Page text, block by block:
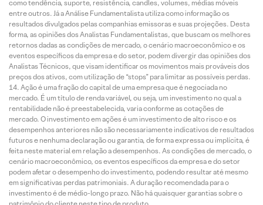
como tendência, suporte, resistência, candles, volumes, médias móveis
entre outros. Já a Análise Fundamentalista utiliza como informação os
resultados divulgados pelas companhias emissoras e suas projeções. Desta
forma, as opiniões dos Analistas Fundamentalistas, que buscam os melhores
retornos dadas as condições de mercado, o cenário macroeconômico e os
eventos específicos da empresa e do setor, podem divergir das opiniões dos
Analistas Técnicos, que visam identificar os movimentos mais prováveis dos
preços dos ativos, com utilização de “stops” para limitar as possíveis perdas.
Ação é uma fração do capital de uma empresa que é negociada no
mercado. É um título de renda variável, ou seja, um investimento no qual a
rentabilidade não é preestabelecida, varia conforme as cotações de
mercado. O investimento em ações é um investimento de alto risco e os
desempenhos anteriores não são necessariamente indicativos de resultados
futuros e nenhuma declaração ou garantia, de forma expressa ou implícita, é
feita neste material em relação a desempenhos. As condições de mercado, o
cenário macroeconômico, os eventos específicos da empresa e do setor
podem afetar o desempenho do investimento, podendo resultar até mesmo
em significativas perdas patrimoniais. A duração recomendada para o
investimento é de médio-longo prazo. Não há quaisquer garantias sobre o